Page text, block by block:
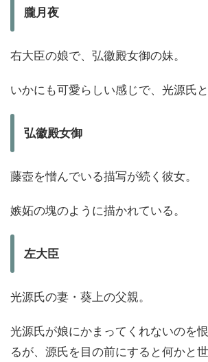
朧月夜
右大臣の娘で、弘徽殿女御の妹。
いかにも可愛らしい感じで、光源氏と
弘徽殿女御
藤壺を憎んでいる描写が続く彼女。
嫉妬の塊のように描かれている。
左大臣
光源氏の妻・葵上の父親。
光源氏が娘にかまってくれないのを
るが、源氏を目の前にすると何かと